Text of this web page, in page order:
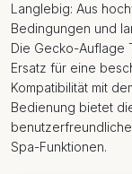
Langlebig: Aus
Bedingungen und
Die Gecko-Auflage
Ersatz für eine
Kompatibilität mit
Bedienung bietet
Spa-Funktionen.